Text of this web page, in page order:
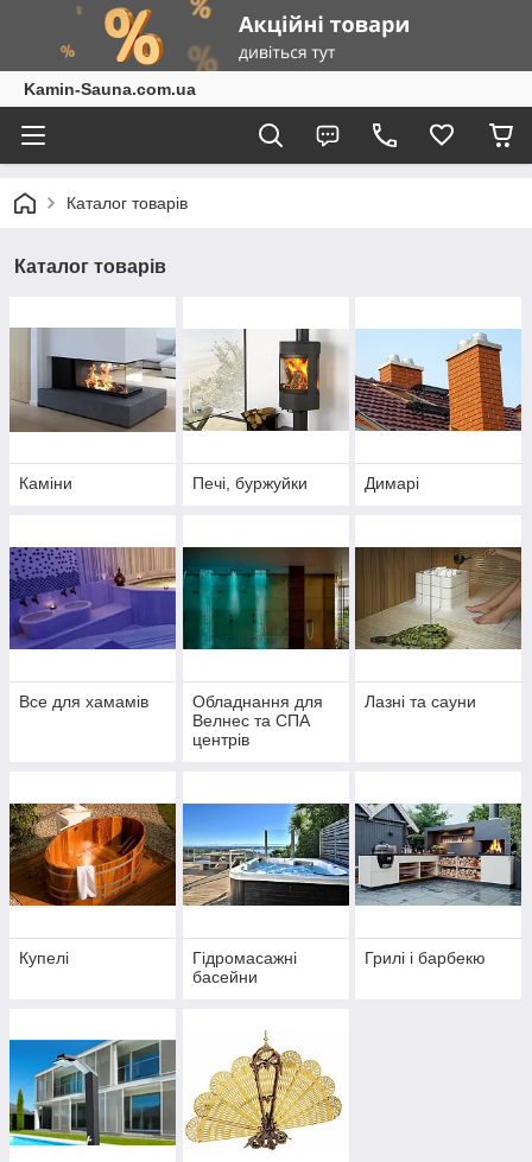
Kamin-Sauna.com.ua
Каталог товарів
Каталог товарів
Каміни Печі, буржуйки Димарі
Все для хамамів
Обладнання для
Велнес та СПА
центрів
Лазні та сауни
Купелі
Гідромасажні
басейни
Грилі і барбекю